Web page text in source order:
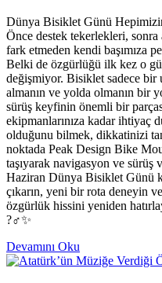
Dünya Bisiklet Günü
Önce destek tekerlekleri,
fark etmeden kendi başımıza
Belki de özgürlüğü ilk kez o
değişmiyor. Bisiklet sadece bir
almanın ve yolda olmanın bir
sürüş keyfinin önemli bir
ekipmanlarınıza kadar ihtiyaç
olduğunu bilmek, dikkatinizi
noktada Peak Design Bike
taşıyarak navigasyon ve
Haziran Dünya Bisiklet Günü
çıkarın, yeni bir rota deneyin
özgürlük hissini yeniden
?‍♂️✨
Devamını Oku